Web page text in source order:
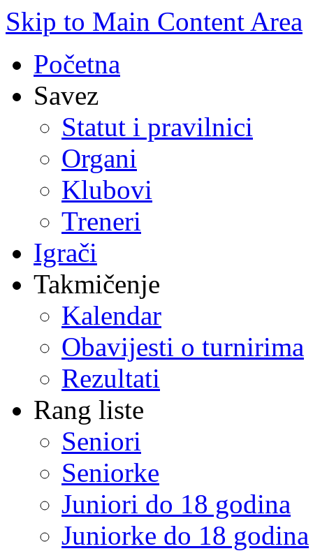
Skip to Main Content Area
Početna
Savez
Statut i pravilnici
Organi
Klubovi
Treneri
Igrači
Takmičenje
Kalendar
Obavijesti o turnirima
Rezultati
Rang liste
Seniori
Seniorke
Juniori do 18 godina
Juniorke do 18 godina